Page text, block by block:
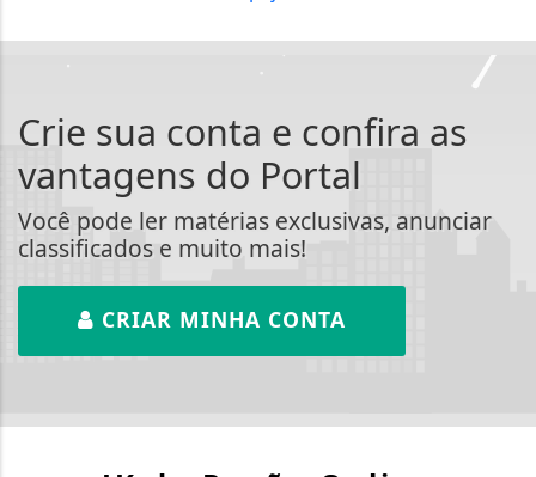
Crie sua conta e confira as
vantagens do Portal
Você pode ler matérias exclusivas, anunciar
classificados e muito mais!
CRIAR MINHA CONTA